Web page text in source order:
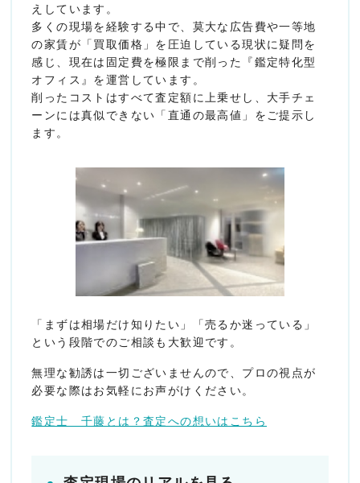
えしています。
多くの現場を経験する中で、莫大な広告費や一等地
の家賃が「買取価格」を圧迫している現状に疑問を
感じ、現在は固定費を極限まで削った『鑑定特化型
オフィス』を運営しています。
削ったコストはすべて査定額に上乗せし、大手チェ
ーンには真似できない「直通の最高値」をご提示し
ます。
「まずは相場だけ知りたい」「売るか迷っている」
という段階でのご相談も大歓迎です。
無理な勧誘は一切ございませんので、プロの視点が
必要な際はお気軽にお声がけください。
鑑定士 千藤とは？査定への想いはこちら